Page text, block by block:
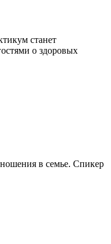
станет
о здоровых
в семье. Спикер